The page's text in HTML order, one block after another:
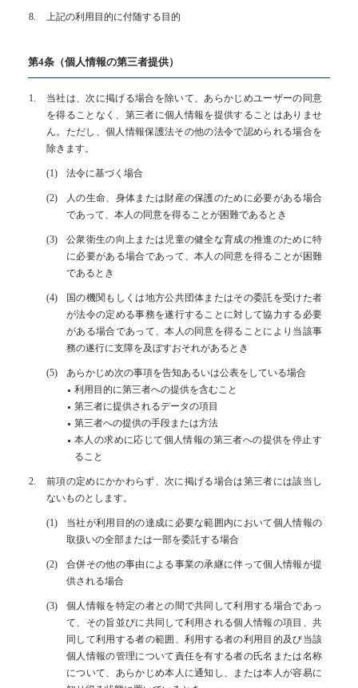
上記の利用目的に付随する目的
第4条（個人情報の第三者提供）
当社は、次に掲げる場合を除いて、あらかじめユーザーの同意
を得ることなく、第三者に個人情報を提供することはありませ
ん。ただし、個人情報保護法その他の法令で認められる場合を
除きます。
法令に基づく場合
人の生命、身体または財産の保護のために必要がある場合
であって、本人の同意を得ることが困難であるとき
公衆衛生の向上または児童の健全な育成の推進のために特
に必要がある場合であって、本人の同意を得ることが困難
であるとき
国の機関もしくは地方公共団体またはその委託を受けた者
が法令の定める事務を遂行することに対して協力する必要
がある場合であって、本人の同意を得ることにより当該事
務の遂行に支障を及ぼすおそれがあるとき
あらかじめ次の事項を告知あるいは公表をしている場合
利用目的に第三者への提供を含むこと
第三者に提供されるデータの項目
第三者への提供の手段または方法
本人の求めに応じて個人情報の第三者への提供を停止す
ること
前項の定めにかかわらず、次に掲げる場合は第三者には該当し
ないものとします。
当社が利用目的の達成に必要な範囲内において個人情報の
取扱いの全部または一部を委託する場合
合併その他の事由による事業の承継に伴って個人情報が提
供される場合
個人情報を特定の者との間で共同して利用する場合であっ
て、その旨並びに共同して利用される個人情報の項目、共
同して利用する者の範囲、利用する者の利用目的及び当該
個人情報の管理について責任を有する者の氏名または名称
について、あらかじめ本人に通知し、または本人が容易に